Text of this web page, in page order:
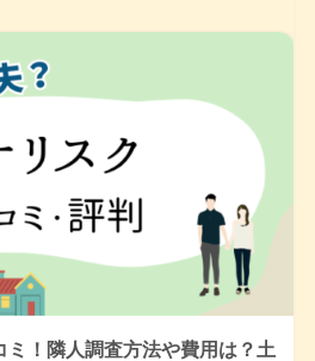
ミ！隣人調査方法や費用は？土